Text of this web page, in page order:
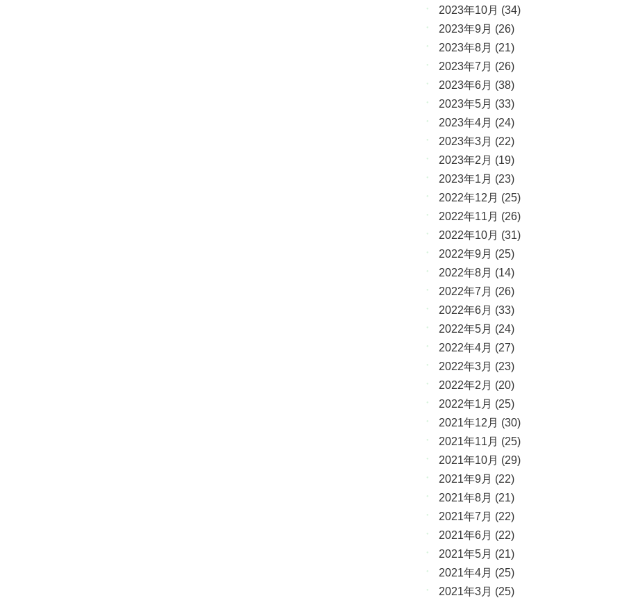
2023年10月 (34)
2023年9月 (26)
2023年8月 (21)
2023年7月 (26)
2023年6月 (38)
2023年5月 (33)
2023年4月 (24)
2023年3月 (22)
2023年2月 (19)
2023年1月 (23)
2022年12月 (25)
2022年11月 (26)
2022年10月 (31)
2022年9月 (25)
2022年8月 (14)
2022年7月 (26)
2022年6月 (33)
2022年5月 (24)
2022年4月 (27)
2022年3月 (23)
2022年2月 (20)
2022年1月 (25)
2021年12月 (30)
2021年11月 (25)
2021年10月 (29)
2021年9月 (22)
2021年8月 (21)
2021年7月 (22)
2021年6月 (22)
2021年5月 (21)
2021年4月 (25)
2021年3月 (25)